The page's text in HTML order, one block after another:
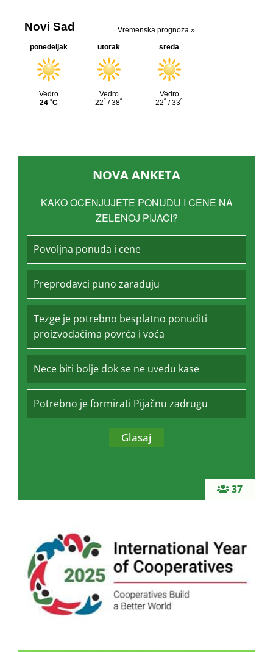
37
NOVA ANKETA
KAKO OCENJUJETE PONUDU I CENE NA
ZELENOJ PIJACI?
Povoljna ponuda i cene
Preprodavci puno zarađuju
Tezge je potrebno besplatno ponuditi
proizvođačima povrća i voća
Nece biti bolje dok se ne uvedu kase
Potrebno je formirati Pijačnu zadrugu